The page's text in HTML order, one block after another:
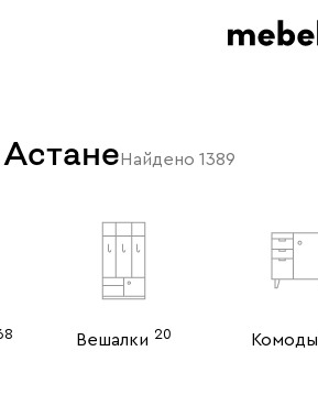
Найдено 1389
Вешалки 20 Комоды